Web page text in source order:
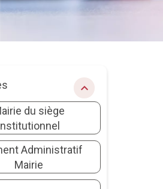
chevron_right
du siège
Administratif
Mairie